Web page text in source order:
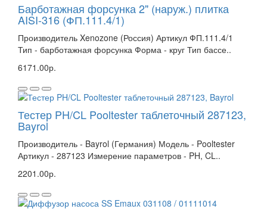
Барботажная форсунка 2" (наруж.) плитка
AISI-316 (ФП.111.4/1)
Производитель Xenozone (Россия) Артикул ФП.111.4/1
Тип - барботажная форсунка Форма - круг Тип бассе..
6171.00р.
Тестер PH/CL Pooltester таблеточный 287123,
Bayrol
Производитель - Bayrol (Германия) Модель - Pooltester
Артикул - 287123 Измерение параметров - PH, CL..
2201.00р.